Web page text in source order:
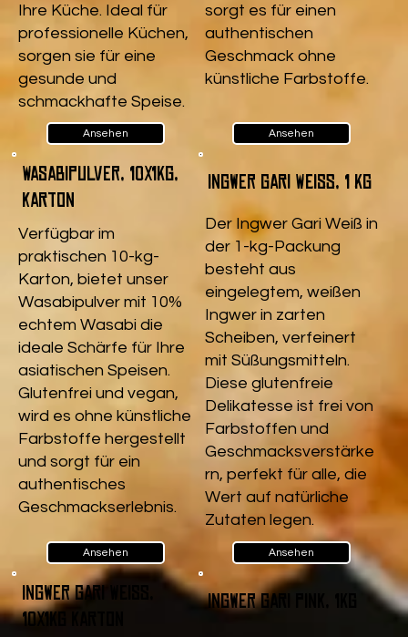
Ihre Küche. Ideal für
professionelle Küchen,
sorgen sie für eine
gesunde und
schmackhafte Speise.
Ansehen
sorgt es für einen
authentischen
Geschmack ohne
künstliche Farbstoffe.
Ansehen
Wasabipulver, 10x1kg,
Karton
Verfügbar im
praktischen 10-kg-
Karton, bietet unser
Wasabipulver mit 10%
echtem Wasabi die
ideale Schärfe für Ihre
asiatischen Speisen.
Glutenfrei und vegan,
wird es ohne künstliche
Farbstoffe hergestellt
und sorgt für ein
authentisches
Geschmackserlebnis.
Ansehen
Ingwer Gari Weiß, 1 kg
Der Ingwer Gari Weiß in
der 1-kg-Packung
besteht aus
eingelegtem, weißen
Ingwer in zarten
Scheiben, verfeinert
mit Süßungsmitteln.
Diese glutenfreie
Delikatesse ist frei von
Farbstoffen und
Geschmacksverstärke
rn, perfekt für alle, die
Wert auf natürliche
Zutaten legen.
Ansehen
Ingwer Gari Weiß,
10x1kg Karton
Ingwer Gari pink, 1kg